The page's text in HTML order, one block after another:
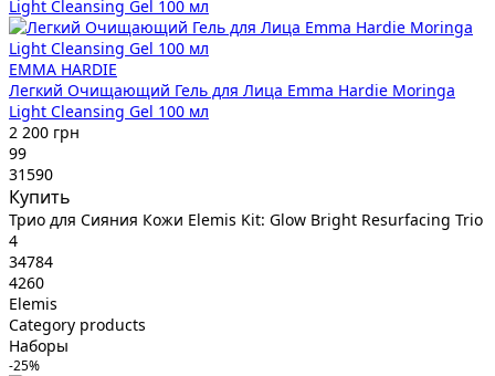
EMMA HARDIE
Легкий Очищающий Гель для Лица Emma Hardie Moringa
Light Cleansing Gel 100 мл
2 200 грн
99
31590
Купить
Трио для Сияния Кожи Elemis Kit: Glow Bright Resurfacing Trio
4
34784
4260
Elemis
Category products
Наборы
-25%